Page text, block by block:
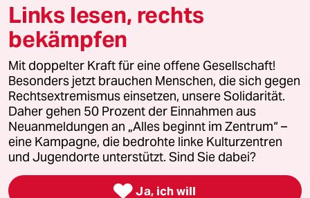
© 2026 taz Verlags und Vertriebs GmbH
Alle Rechte vorbehalten. Bei rechtlichen Fragen oder für Genehmigungen
wenden Sie sich bitte an lizenzen@taz.de
Feedback Redaktionsstatut Kommune-Richtlinien
Leitlinie Informant Datenschutz Impressum AGB
Seitenwende Einwilligungen widerrufen (Ads)
Links lesen, rechts
bekämpfen
Mit doppelter Kraft für eine offene Gesellschaft!
Besonders jetzt brauchen Menschen, die sich gegen
Rechtsextremismus einsetzen, unsere Solidarität.
Daher gehen 50 Prozent der Einnahmen aus
Neuanmeldungen an „Alles beginnt im Zentrum“ –
eine Kampagne, die bedrohte linke Kulturzentren
und Jugendorte unterstützt. Sind Sie dabei?
 Ja, ich will